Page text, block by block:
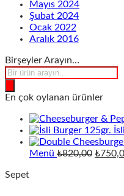
Mayıs 2024
Şubat 2024
Ocak 2022
Aralık 2016
Birşeyler Arayın…
Products
search
En çok oylanan ürünler
Menü ₺820,00 ₺
Sepet